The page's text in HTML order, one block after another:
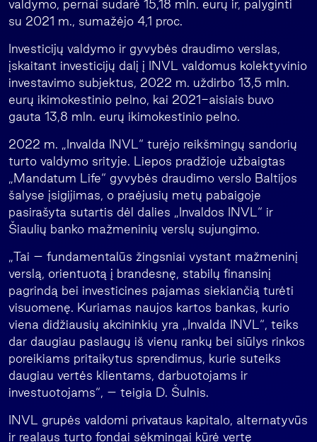
valdymo, pernai sudarė 15,18 mln. eurų ir, palyginti
su 2021 m., sumažėjo 4,1 proc.
Investicijų valdymo ir gyvybės draudimo verslas,
įskaitant investicijų dalį į INVL valdomus kolektyvinio
investavimo subjektus, 2022 m. uždirbo 13,5 mln.
eurų ikimokestinio pelno, kai 2021-aisiais buvo
gauta 13,8 mln. eurų ikimokestinio pelno.
2022 m. „Invalda INVL“ turėjo reikšmingų sandorių
turto valdymo srityje. Liepos pradžioje užbaigtas
„Mandatum Life“ gyvybės draudimo verslo Baltijos
šalyse įsigijimas, o praėjusių metų pabaigoje
pasirašyta sutartis dėl dalies „Invaldos INVL“ ir
Šiaulių banko mažmeninių verslų sujungimo.
„Tai – fundamentalūs žingsniai vystant mažmeninį
verslą, orientuotą į brandesnę, stabilų finansinį
pagrindą bei investicines pajamas siekiančią turėti
visuomenę. Kuriamas naujos kartos bankas, kurio
viena didžiausių akcininkių yra „Invalda INVL“, teiks
dar daugiau paslaugų iš vienų rankų bei siūlys rinkos
poreikiams pritaikytus sprendimus, kurie suteiks
daugiau vertės klientams, darbuotojams ir
investuotojams“, – teigia D. Šulnis.
INVL grupės valdomi privataus kapitalo, alternatyvūs
ir realaus turto fondai sėkmingai kūrė vertę